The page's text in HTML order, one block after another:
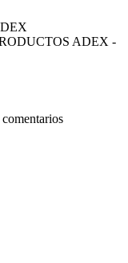
ADEX -